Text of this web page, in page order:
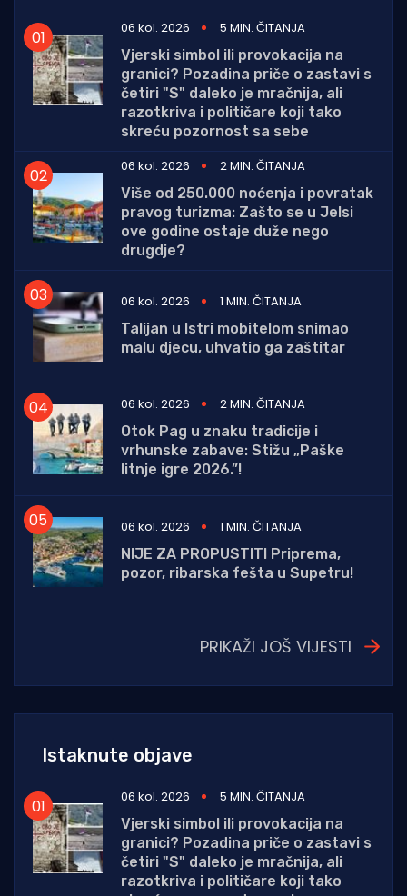
06 kol. 2026
5 MIN. ČITANJA
Vjerski simbol ili provokacija na
granici? Pozadina priče o zastavi s
četiri "S" daleko je mračnija, ali
razotkriva i političare koji tako
skreću pozornost sa sebe
06 kol. 2026
2 MIN. ČITANJA
Više od 250.000 noćenja i povratak
pravog turizma: Zašto se u Jelsi
ove godine ostaje duže nego
drugdje?
06 kol. 2026
1 MIN. ČITANJA
Talijan u Istri mobitelom snimao
malu djecu, uhvatio ga zaštitar
06 kol. 2026
2 MIN. ČITANJA
Otok Pag u znaku tradicije i
vrhunske zabave: Stižu „Paške
litnje igre 2026.”!
06 kol. 2026
1 MIN. ČITANJA
NIJE ZA PROPUSTITI Priprema,
pozor, ribarska fešta u Supetru!
PRIKAŽI JOŠ VIJESTI
Istaknute objave
06 kol. 2026
5 MIN. ČITANJA
Vjerski simbol ili provokacija na
granici? Pozadina priče o zastavi s
četiri "S" daleko je mračnija, ali
razotkriva i političare koji tako